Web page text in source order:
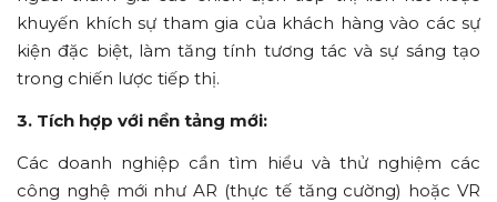
khuyến khích sự tham gia của khách hàng vào các sự
kiện đặc biệt, làm tăng tính tương tác và sự sáng tạo
trong chiến lược tiếp thị.
3. Tích hợp với nền tảng mới:
Các doanh nghiệp cần tìm hiểu và thử nghiệm các
công nghệ mới như AR (thực tế tăng cường) hoặc VR